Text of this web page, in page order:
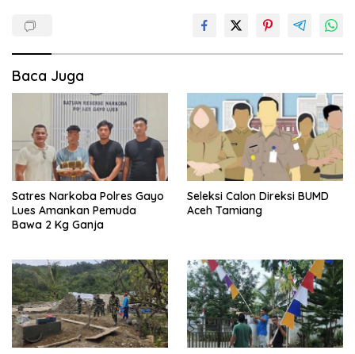
Baca Juga
Satres Narkoba Polres Gayo
Lues Amankan Pemuda
Bawa 2 Kg Ganja
Seleksi Calon Direksi BUMD
Aceh Tamiang